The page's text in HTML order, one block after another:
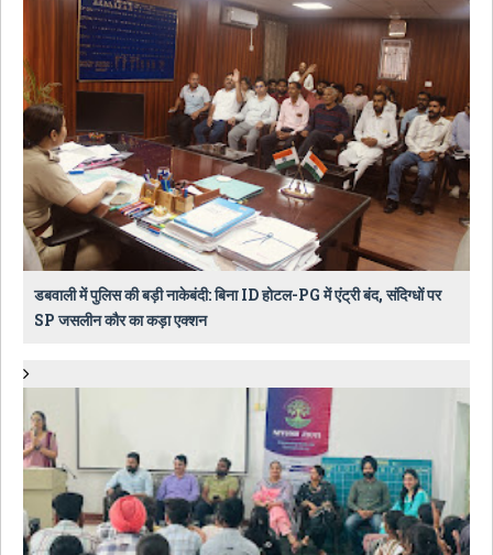
डबवाली में पुलिस की बड़ी नाकेबंदी: बिना ID होटल-PG में एंट्री बंद, संदिग्धों पर
SP जसलीन कौर का कड़ा एक्शन